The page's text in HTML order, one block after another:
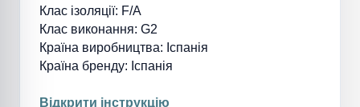
Клас ізоляції: F/A
Клас виконання: G2
Країна виробництва: Іспанія
Країна бренду: Іспанія
Відкрити інструкцію